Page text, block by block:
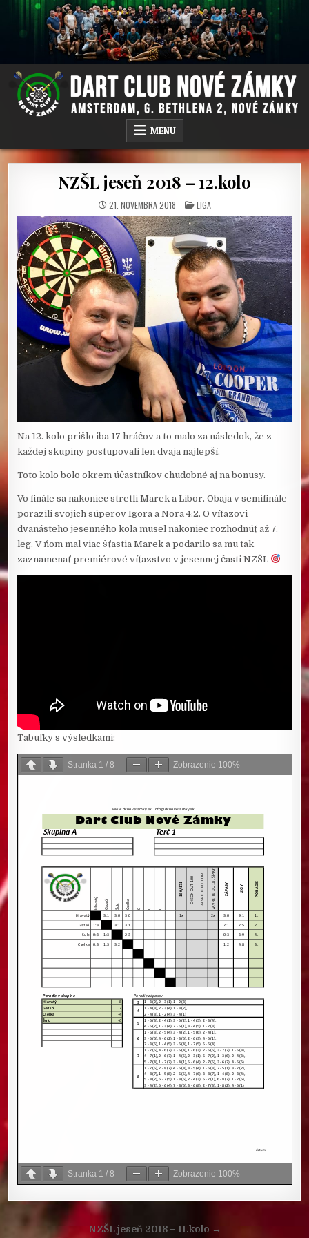
AMSTERDAM PUB, G.BETHLENA 2, NOVÉ ZÁMKY
MENU
NZŠL jeseň 2018 – 12.kolo
21. NOVEMBRA 2018 POSTED
IN
LIGA
Na 12. kolo prišlo iba 17 hráčov a to malo za následok, že z
každej skupiny postupovali len dvaja najlepší.
Toto kolo bolo okrem účastníkov chudobné aj na bonusy.
Vo finále sa nakoniec stretli Marek a Libor. Obaja v semifinále
porazili svojich súperov Igora a Nora 4:2. O víťazovi
dvanásteho jesenného kola musel nakoniec rozhodnúť až 7.
leg. V ňom mal viac šťastia Marek a podarilo sa mu tak
zaznamenať premiérové víťazstvo v jesennej časti NZŠL
Tabuľky s výsledkami:
Stranka 1 /8 Zobrazenie 100%
Stranka 1 /8 Zobrazenie 100%
NavigáciaNZŠL jeseň 2018 – 11.kolo →